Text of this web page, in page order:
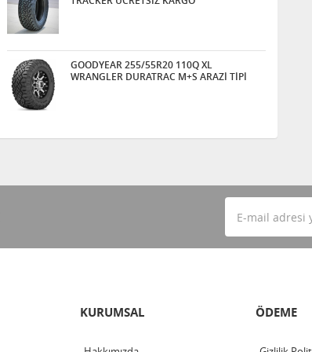
GOODYEAR 255/55R20 110Q XL
WRANGLER DURATRAC M+S ARAZİ TİPİ
KURUMSAL ÖDEME